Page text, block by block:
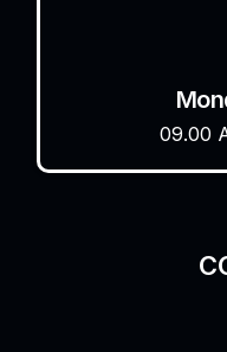
09.00